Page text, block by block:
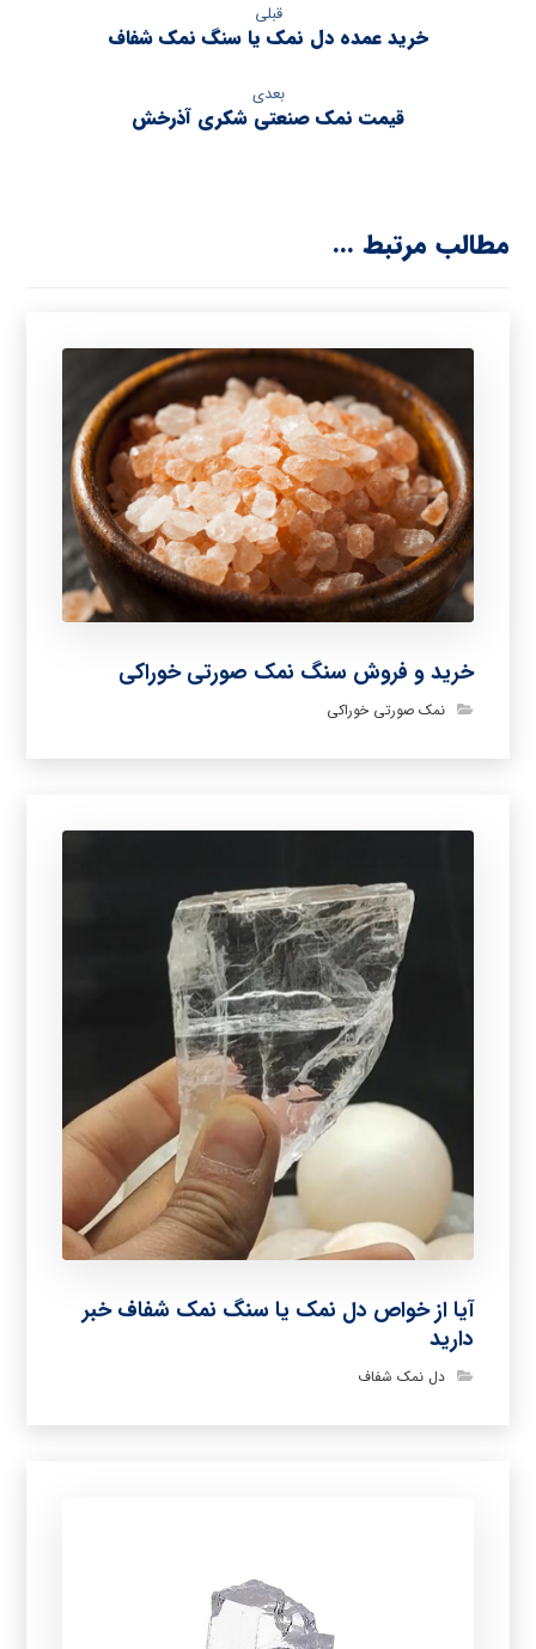
قبلی
خرید عمده دل نمک یا سنگ نمک شفاف
بعدی
قیمت نمک صنعتی شکری آذرخش
مطالب مرتبط ...
خرید و فروش سنگ نمک صورتی خوراکی
نمک صورتی خوراکی
آیا از خواص دل نمک یا سنگ نمک شفاف خبر
دارید
دل نمک شفاف